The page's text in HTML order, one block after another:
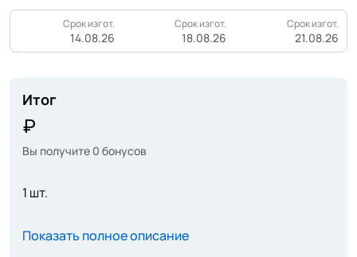
Срок изгот.
14.08.26
Срок изгот.
18.08.26
Срок изгот.
21.08.26
Итог
Вы получите 0 бонусов
1 шт.
Показать полное описание